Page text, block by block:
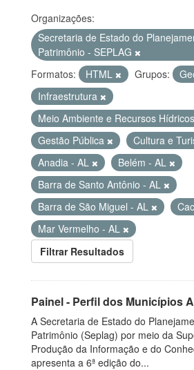
Organizações:
Secretaria de Estado do
Patrimônio - SEPLAG
Formatos:
HTML Grupos:
Infraestrutura
Meio Ambiente e Recursos Hídricos
Gestão Pública
Cultura e
Anadia - AL
Belém - AL
Barra de Santo Antônio - AL
Barra de São Miguel - AL
Mar Vermelho - AL
Filtrar Resultados
Painel - Perfil dos Municípios
A Secretaria de Estado do
Patrimônio (Seplag) por meio da
Produção da Informação e do
apresenta a 6ª edição do...